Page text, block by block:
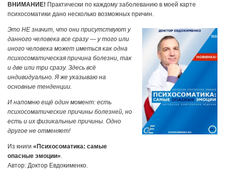
ВНИМАНИЕ! Практически по каждому заболеванию в моей карте
психосоматики дано несколько возможных причин.
Это НЕ значит, что они присутствуют у
данного человека все сразу — у того или
иного человека может иметься как одна
психосоматическая причина болезни, так
и две или три сразу. Здесь всё
индивидуально. Я же указываю на
основные тенденции.
И напомню ещё один момент: есть
психосоматические причины болезней, но
есть и их физикальные причины. Одно
другое не отменяет!
Из книги «Психосоматика: самые
опасные эмоции».
Автор: Доктор Евдокименко.